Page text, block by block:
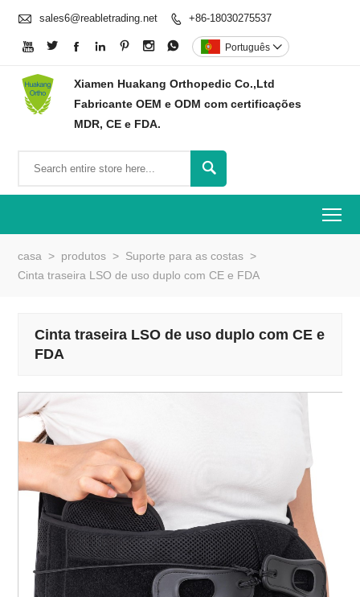
 sales6@reabletrading.net  +86-18030275537
       Português 
Xiamen Huakang Orthopedic Co.,Ltd
Fabricante OEM e ODM com certificações
MDR, CE e FDA.

casa > produtos > Suporte para as costas >
Cinta traseira LSO de uso duplo com CE e FDA
Cinta traseira LSO de uso duplo com CE e
FDA